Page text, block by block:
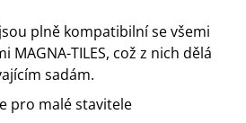
plně kompatibilní se všemi
TILES, což z nich dělá
sadám.
pro malé stavitele